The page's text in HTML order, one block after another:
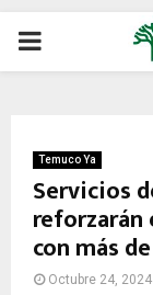
P
M
A
Temuco Ya
Servicios
reforzarán
con más
Octubre 24, 2024